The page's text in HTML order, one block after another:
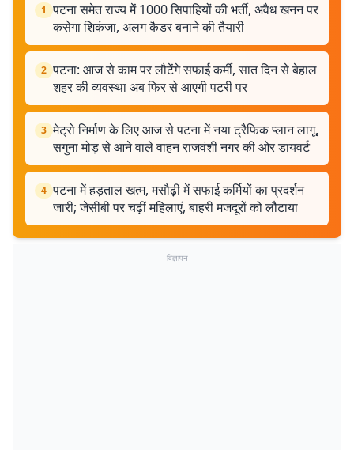
1 पटना समेत राज्य में 1000 सिपाहियों की भर्ती, अवैध खनन पर
कसेगा शिकंजा, अलग कैडर बनाने की तैयारी
2 पटना: आज से काम पर लौटेंगे सफाई कर्मी, सात दिन से बेहाल
शहर की व्यवस्था अब फिर से आएगी पटरी पर
3 मेट्रो निर्माण के लिए आज से पटना में नया ट्रैफिक प्लान लागू,
सगुना मोड़ से आने वाले वाहन राजवंशी नगर की ओर डायवर्ट
4 पटना में हड़ताल खत्म, मसौढ़ी में सफाई कर्मियों का प्रदर्शन
जारी; जेसीबी पर चढ़ीं महिलाएं, बाहरी मजदूरों को लौटाया
विज्ञापन